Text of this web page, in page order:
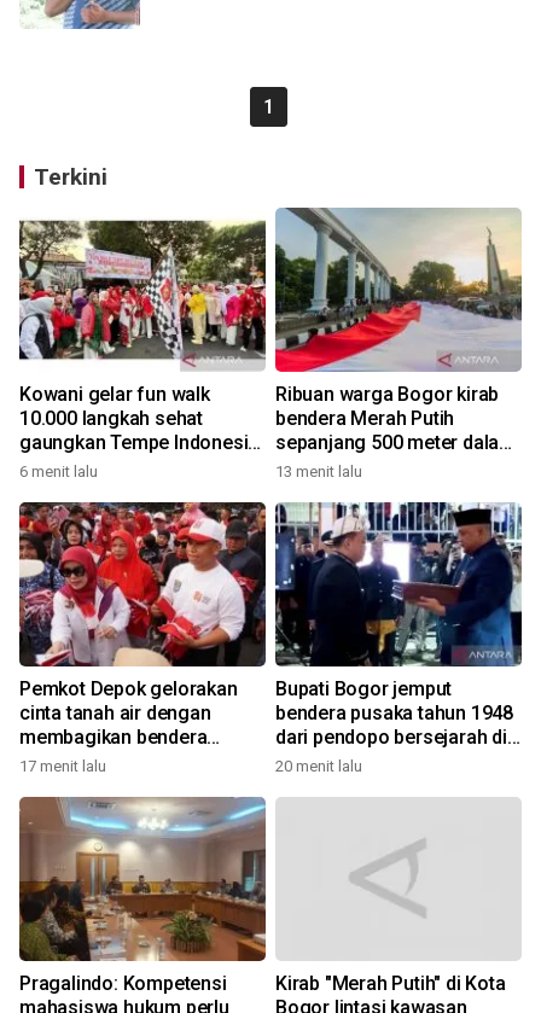
1
Terkini
Kowani gelar fun walk
10.000 langkah sehat
gaungkan Tempe Indonesia
Goes to UNESCO
6 menit lalu
Ribuan warga Bogor kirab
bendera Merah Putih
sepanjang 500 meter dalam
rangkaian FMP ke-11
13 menit lalu
Pemkot Depok gelorakan
cinta tanah air dengan
membagikan bendera
merah putih
17 menit lalu
Bupati Bogor jemput
bendera pusaka tahun 1948
dari pendopo bersejarah di
Desa Malasari
20 menit lalu
Pragalindo: Kompetensi
mahasiswa hukum perlu
Kirab "Merah Putih" di Kota
Bogor lintasi kawasan